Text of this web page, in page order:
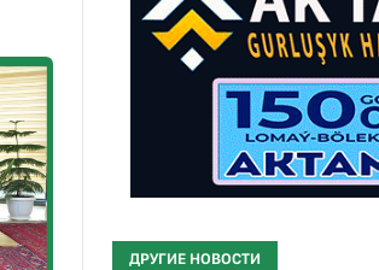
ДРУГИЕ НОВОСТИ